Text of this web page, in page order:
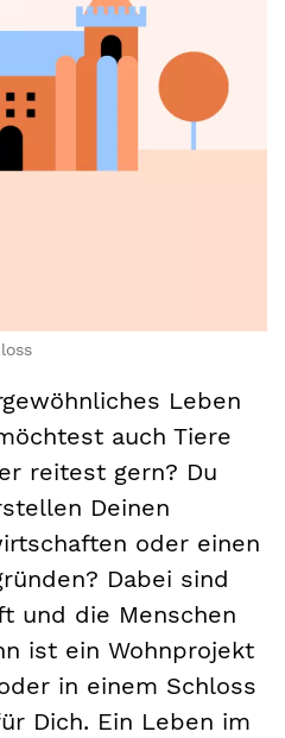
Leben
auch Tiere
reitest gern? Du
Deinen
oder einen
Dabei sind
und die Menschen
ist ein Wohnprojekt
in einem Schloss
Dich. Ein Leben im